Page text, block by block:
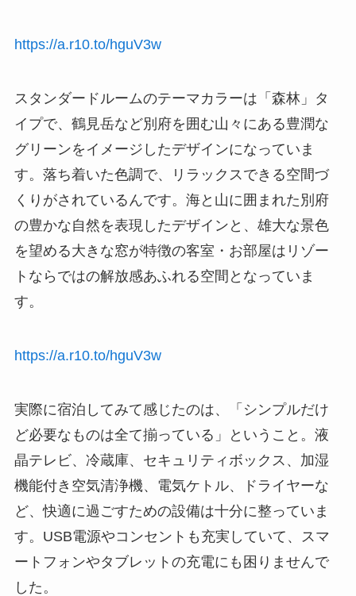
https://a.r10.to/hguV3w
スタンダードルームのテーマカラーは「森林」タ
イプで、鶴見岳など別府を囲む山々にある豊潤な
グリーンをイメージしたデザインになっていま
す。落ち着いた色調で、リラックスできる空間づ
くりがされているんです。海と山に囲まれた別府
の豊かな自然を表現したデザインと、雄大な景色
を望める大きな窓が特徴の客室・お部屋はリゾー
トならではの解放感あふれる空間となっていま
す。
https://a.r10.to/hguV3w
実際に宿泊してみて感じたのは、「シンプルだけ
ど必要なものは全て揃っている」ということ。液
晶テレビ、冷蔵庫、セキュリティボックス、加湿
機能付き空気清浄機、電気ケトル、ドライヤーな
ど、快適に過ごすための設備は十分に整っていま
す。USB電源やコンセントも充実していて、スマ
ートフォンやタブレットの充電にも困りませんで
した。